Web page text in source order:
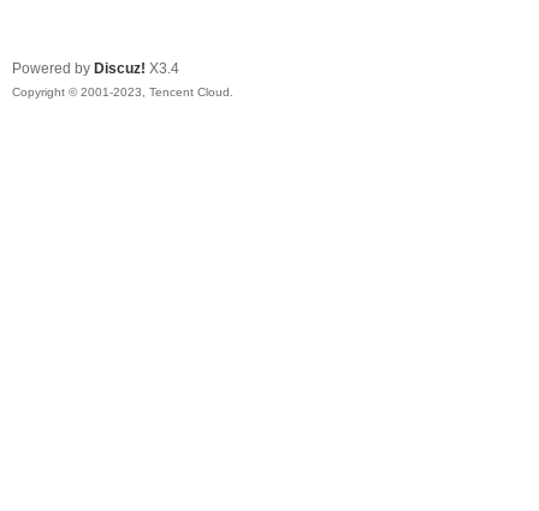
Powered by Discuz! X3.4
Copyright © 2001-2023, Tencent Cloud.